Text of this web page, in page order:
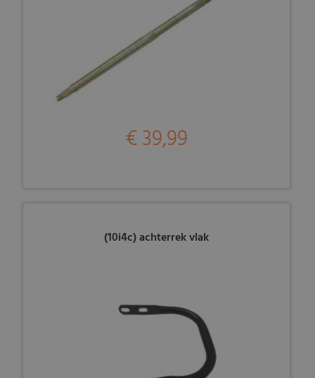
€ 39,99
(10i4c) achterrek vlak